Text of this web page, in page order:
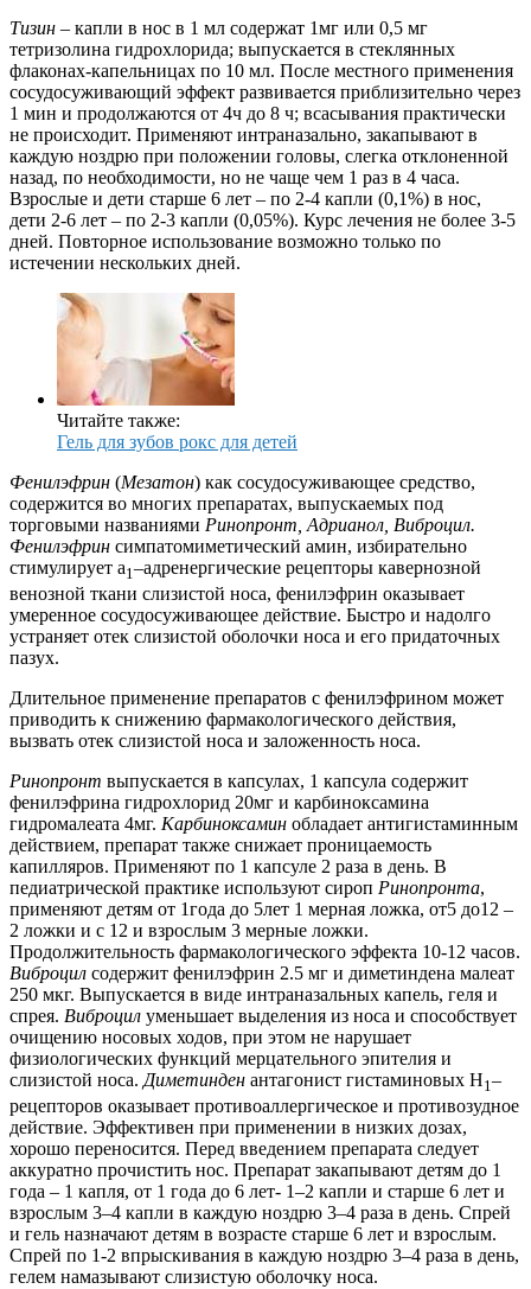
Тизин – капли в нос в 1 мл содержат 1мг или 0,5 мг
тетризолина гидрохлорида; выпускается в стеклянных
флаконах-капельницах по 10 мл. После местного применения
сосудосуживающий эффект развивается приблизительно через
1 мин и продолжаются от 4ч до 8 ч; всасывания практически
не происходит. Применяют интраназально, закапывают в
каждую ноздрю при положении головы, слегка отклоненной
назад, по необходимости, но не чаще чем 1 раз в 4 часа.
Взрослые и дети старше 6 лет – по 2-4 капли (0,1%) в нос,
дети 2-6 лет – по 2-3 капли (0,05%). Курс лечения не более 3-5
дней. Повторное использование возможно только по
истечении нескольких дней.
Читайте также:
Гель для зубов рокс для детей
Фенилэфрин (Мезатон) как сосудосуживающее средство,
содержится во многих препаратах, выпускаемых под
торговыми названиями Ринопронт, Адрианол, Виброцил.
Фенилэфрин симпатомиметический амин, избирательно
стимулирует a1–адренергические рецепторы кавернозной
венозной ткани слизистой носа, фенилэфрин оказывает
умеренное сосудосуживающее действие. Быстро и надолго
устраняет отек слизистой оболочки носа и его придаточных
пазух.
Длительное применение препаратов с фенилэфрином может
приводить к снижению фармакологического действия,
вызвать отек слизистой носа и заложенность носа.
Ринопронт выпускается в капсулах, 1 капсула содержит
фенилэфрина гидрохлорид 20мг и карбиноксамина
гидромалеата 4мг. Карбиноксамин обладает антигистаминным
действием, препарат также снижает проницаемость
капилляров. Применяют по 1 капсуле 2 раза в день. В
педиатрической практике используют сироп Ринопронта,
применяют детям от 1года до 5лет 1 мерная ложка, от5 до12 –
2 ложки и с 12 и взрослым 3 мерные ложки.
Продолжительность фармакологического эффекта 10-12 часов.
Виброцил содержит фенилэфрин 2.5 мг и диметиндена малеат
250 мкг. Выпускается в виде интраназальных капель, геля и
спрея. Виброцил уменьшает выделения из носа и способствует
очищению носовых ходов, при этом не нарушает
физиологических функций мерцательного эпителия и
слизистой носа. Диметинден антагонист гистаминовых H1–
рецепторов оказывает противоаллергическое и противозудное
действие. Эффективен при применении в низких дозах,
хорошо переносится. Перед введением препарата следует
аккуратно прочистить нос. Препарат закапывают детям до 1
года – 1 капля, от 1 года до 6 лет- 1–2 капли и старше 6 лет и
взрослым 3–4 капли в каждую ноздрю 3–4 раза в день. Cпрей
и гель назначают детям в возрасте старше 6 лет и взрослым.
Спрей по 1-2 впрыскивания в каждую ноздрю 3–4 раза в день,
гелем намазывают слизистую оболочку носа.